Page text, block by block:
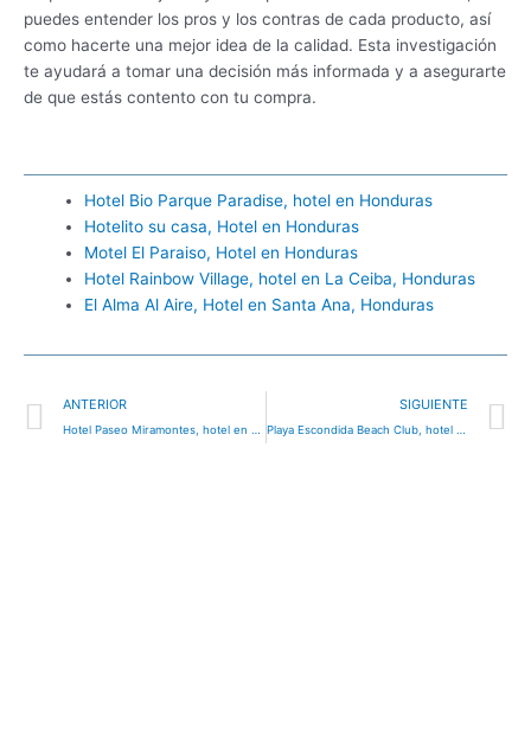
puedes entender los pros y los contras de cada producto, así
como hacerte una mejor idea de la calidad. Esta investigación
te ayudará a tomar una decisión más informada y a asegurarte
de que estás contento con tu compra.
Hotel Bio Parque Paradise, hotel en Honduras
Hotelito su casa, Hotel en Honduras
Motel El Paraiso, Hotel en Honduras
Hotel Rainbow Village, hotel en La Ceiba, Honduras
El Alma Al Aire, Hotel en Santa Ana, Honduras
Ant
ANTERIOR SIGUIENTE